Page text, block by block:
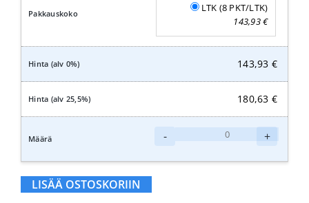
LTK (8 PKT/LTK)
143,93€
143,93 €
180,63 €
-
N4
+
LISÄÄ OSTOSKORIIN